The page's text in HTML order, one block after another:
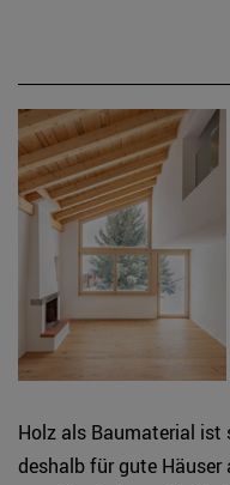
Holz als Baumaterial ist
deshalb für gute Häuser